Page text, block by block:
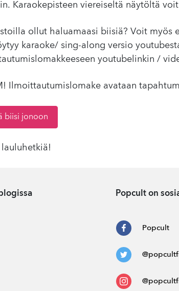
Karaokepisteen viereiseltä näytöltä
ollut haluamaasi biisiä? Voit
karaoke/ sing-along versio
youtubelinkin /
Ilmoittautumislomake avataan
biisi jonoon
lauluhetkiä!
Popcult on
Popcult